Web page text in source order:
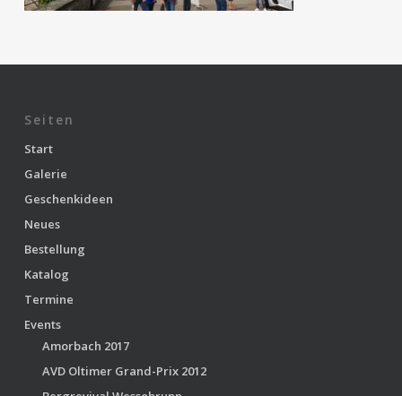
Seiten
Start
Galerie
Geschenkideen
Neues
Bestellung
Katalog
Termine
Events
Amorbach 2017
AVD Oltimer Grand-Prix 2012